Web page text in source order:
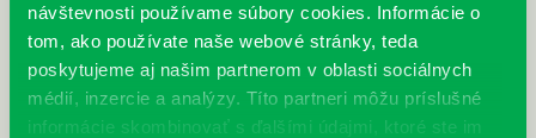
návštevnosti používame súbory cookies. Informácie o
tom, ako používate naše webové stránky, teda
poskytujeme aj našim partnerom v oblasti sociálnych
médií, inzercie a analýzy. Títo partneri môžu príslušné
informácie skombinovať s ďalšími údajmi, ktoré ste im